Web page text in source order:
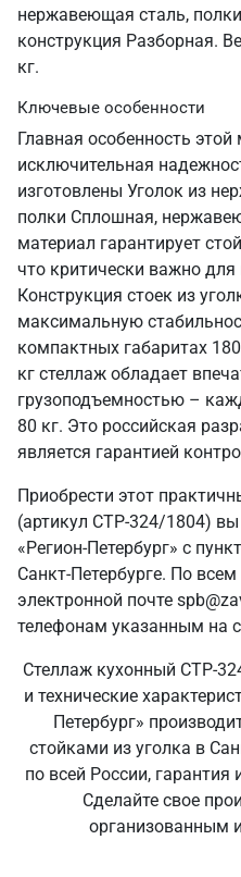
нержавеющая сталь,
конструкция Разборная.
кг.
Ключевые особенности
Главная особенность
исключительная
изготовлены Уголок из
полки Сплошная,
материал гарантирует
что критически важно
Конструкция стоек из
максимальную
компактных габаритах
кг стеллаж обладает
грузоподъемностью –
80 кг. Это российская
является гарантией
Приобрести этот
(артикул СТР-324/1804)
«Регион-Петербург» с
Санкт‑Петербурге. По
электронной почте
телефонам указанным на
Стеллаж кухонный СТР-
и технические
Петербург»
стойками из уголка в
по всей России, гарантия
Сделайте свое
организованным